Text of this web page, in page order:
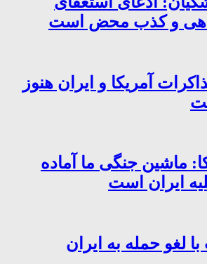
و کذب محض است
آمریکا و ایران هنوز
ماشین جنگی ما آماده
ایران است
لغو حمله به ایران